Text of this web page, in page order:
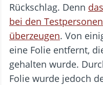
Rückschlag. Denn
bei den
überzeugen. Von
eine Folie entfernt,
gehalten wurde.
Folie wurde jedoch